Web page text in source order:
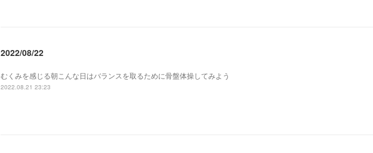
2022/08/22
むくみを感じる朝こんな日はバランスを取るために骨盤体操してみよう
2022.08.21 23:23